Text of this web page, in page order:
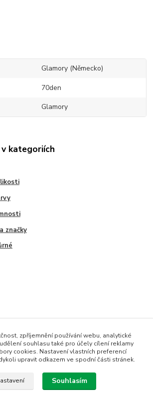
Glamory (Německo)
70den
Glamory
kategoriích
značky
zpříjemnění používání webu, analytické
souhlasu také pro účely cílení reklamy
cookies. Nastavení vlastních preferencí
upravit odkazem ve spodní části stránek.
Souhlasím